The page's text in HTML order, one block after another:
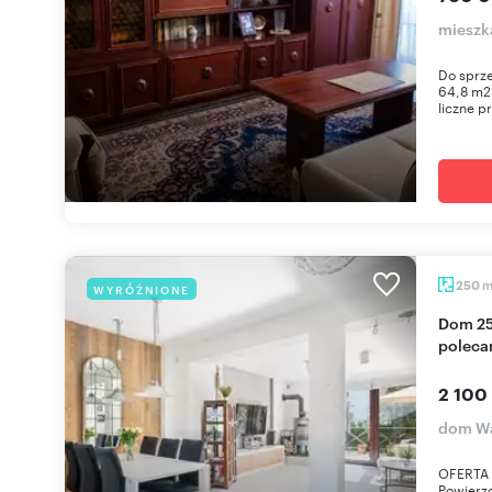
Do
64,8
liczne
WYRÓŻNIONE 250 m
Dom 250 m² z tarasem i ogródkiem w Wawer -
2 100
dom